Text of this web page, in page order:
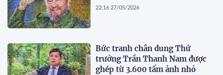
22:16 27/05/2026
Bức tranh chân dung Thứ
trưởng Trần Thanh Nam được
ghép từ 3.600 tấm ảnh nhỏ